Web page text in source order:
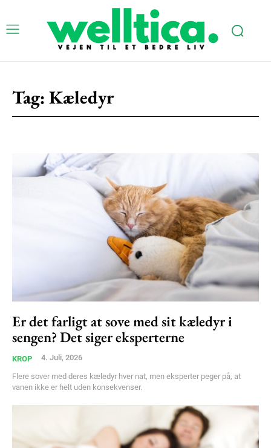
Tag: Kæledyr
Er det farligt at sove med sit kæledyr i
sengen? Det siger eksperterne
KROP 4. Juli, 2026
Flere sover med deres kæledyr hver nat, men eksperter peger på, at
vanen ikke er helt uden konsekvenser.